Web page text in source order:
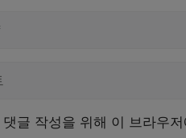
댓글 작성을 위해 이 브라우